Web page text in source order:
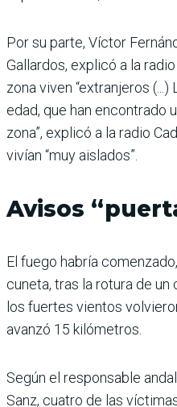
Por su parte, Víctor
Gallardos, explicó a la
zona viven “extranjeros
edad, que han encontrado
zona”, explicó a la radio
vivían “muy aislados”.
Avisos
El fuego habría
cuneta, tras la rotura de
los fuertes vientos
avanzó 15 kilómetros.
Según el responsable
Sanz, cuatro de las